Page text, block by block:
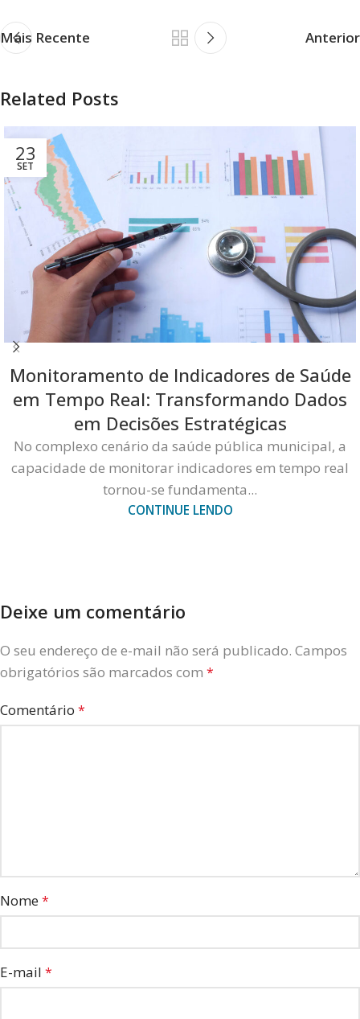
Mais Recente Anterior
Related Posts
23
SET
Monitoramento de Indicadores de Saúde
em Tempo Real: Transformando Dados
em Decisões Estratégicas
No complexo cenário da saúde pública municipal, a
capacidade de monitorar indicadores em tempo real
tornou-se fundamenta...
CONTINUE LENDO
Deixe um comentário
O seu endereço de e-mail não será publicado. Campos
obrigatórios são marcados com *
Comentário *
Nome*
E-mail *